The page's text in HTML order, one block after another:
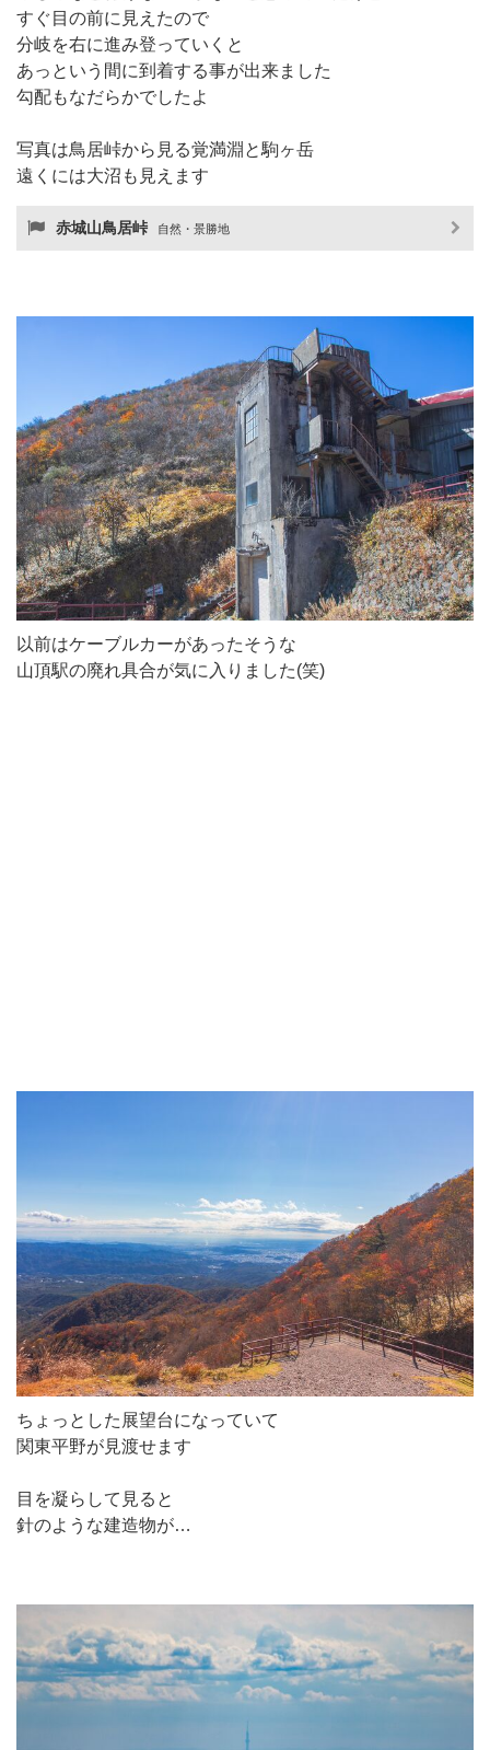
すぐ目の前に見えたので
分岐を右に進み登っていくと
あっという間に到着する事が出来ました
勾配もなだらかでしたよ
写真は鳥居峠から見る覚満淵と駒ヶ岳
遠くには大沼も見えます
赤城山鳥居峠 自然・景勝地
以前はケーブルカーがあったそうな
山頂駅の廃れ具合が気に入りました(笑)
ちょっとした展望台になっていて
関東平野が見渡せます
目を凝らして見ると
針のような建造物が…